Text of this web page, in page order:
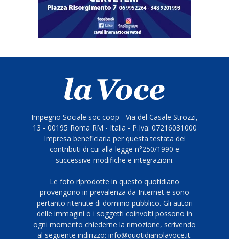
Impegno Sociale soc coop - Via del Casale Strozzi,
13 - 00195 Roma RM - Italia - P.Iva: 07216031000
Impresa beneficiaria per questa testata dei
contributi di cui alla legge n°250/1990 e
successive modifiche e integrazioni.
Le foto riprodotte in questo quotidiano
provengono in prevalenza da Internet e sono
pertanto ritenute di dominio pubblico. Gli autori
delle immagini o i soggetti coinvolti possono in
ogni momento chiederne la rimozione, scrivendo
al seguente indirizzo: info@quotidianolavoce.it.